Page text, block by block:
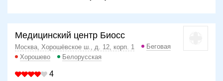
Медицинский центр Биосс
Москва, Хорошёвское ш., д. 12, корп. 1
Беговая
Хорошево
Белорусская
4